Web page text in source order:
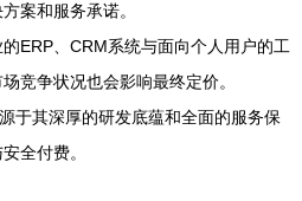
案和服务承诺。
的ERP、CRM系统与面向个人用户的工
竞争状况也会影响最终定价。
于其深厚的研发底蕴和全面的服务保
全付费。